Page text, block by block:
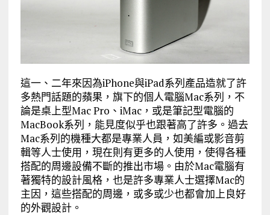
這一、二年來因為iPhone與iPad系列產品造就了許
多熱門話題的蘋果，旗下的個人電腦Mac系列，不
論是桌上型Mac Pro、iMac，或是筆記型電腦的
MacBook系列，能見度似乎也跟著高了許多。過去
Mac系列的機種大都是專業人員，如美編或影音剪
輯等人士使用，現在則有更多的人使用，使得各種
搭配的周邊設備不斷的推出市場。由於Mac電腦有
著獨特的設計風格，也是許多專業人士選擇Mac的
主因，這些搭配的周邊，或多或少也都會加上良好
的外觀設計。